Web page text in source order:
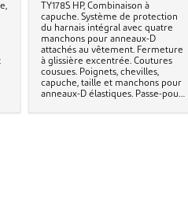
TY178S HP, Combinaison à
capuche. Système de protection
du harnais intégral avec quatre
manchons pour anneaux-D
attachés au vêtement. Fermeture
à glissière excentrée. Coutures
cousues. Poignets, chevilles,
capuche, taille et manchons pour
anneaux-D élastiques. Passe-pouce
matériau Tyvek®. Cat. III, Type 5-B &